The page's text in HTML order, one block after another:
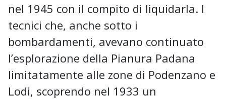
nel 1945 con il compito di liquidarla. I
tecnici che, anche sotto i
bombardamenti, avevano continuato
l’esplorazione della Pianura Padana
limitatamente alle zone di Podenzano e
Lodi, scoprendo nel 1933 un